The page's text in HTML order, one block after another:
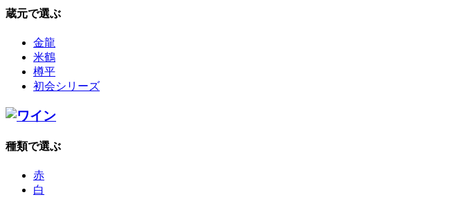
蔵元で選ぶ
金龍
米鶴
樽平
初会シリーズ
種類で選ぶ
赤
白